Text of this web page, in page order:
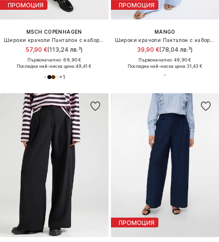
ПРОМОЦИЯ
MSCH COPENHAGEN
Широки крачоли Панталон с набор 'Henrika'
57,90 €(113,24 лв.³)
Първоначално: 69,90 €
Последна най-ниска цена:49,41 €
+1
ПРОМОЦИЯ
MANGO
Широки крачоли Панталон с набор 'Saly'
39,90 €(78,04 лв.³)
Първоначално: 49,90 €
Последна най-ниска цена:31,43 €
ПРОМОЦИЯ